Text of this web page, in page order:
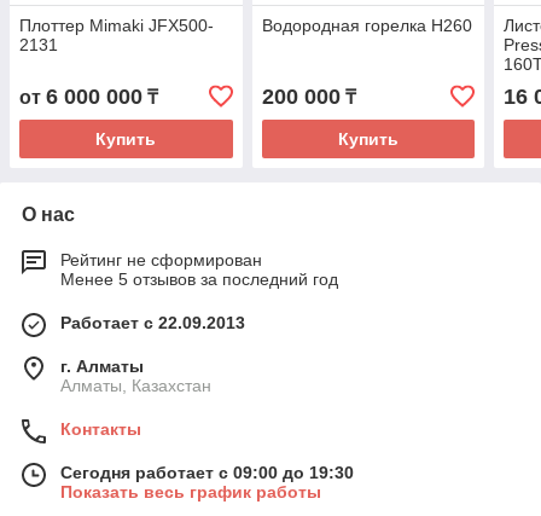
Плоттер Mimaki JFX500-
2131
от 6 000 000 ₸
Купить
Водородная горелка H260
200 000₸
Купить
16
О нас
Рейтинг не сформирован
Менее 5 отзывов за последний год
Работает с 22.09.2013
г. Алматы
Алматы, Казахстан
Контакты
Сегодня работает с 09:00 до 19:30
Показать весь график работы